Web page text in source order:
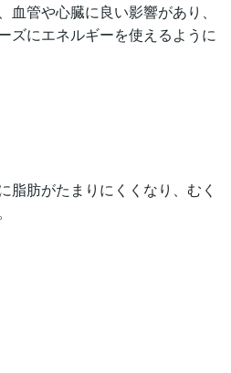
管や心臓に良い影響があり、
ズにエネルギーを使えるように
脂肪がたまりにくくなり、むく